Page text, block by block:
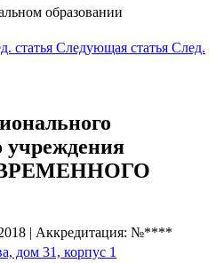
образовании
статья Следующая статья След.
учреждения
| Аккредитация: №****
дом 31, корпус 1